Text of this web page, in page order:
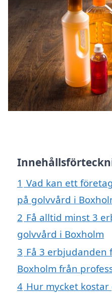
1 Vad kan ett
på golvvård i
2 Få alltid minst 3
golvvård i Boxholm
3 Få 3 erbjudanden
Boxholm från
4 Hur mycket